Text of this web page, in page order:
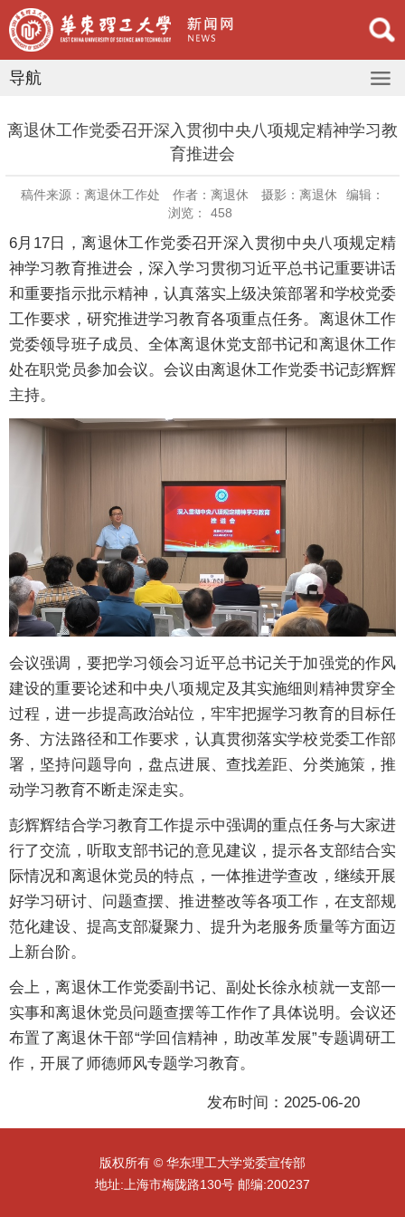
导航
离退休工作党委召开深入贯彻中央八项规定精神学习教
育推进会
稿件来源：离退休工作处 作者：离退休 摄影：离退休
编辑：
浏览：
458
6月17日，离退休工作党委召开深入贯彻中央八项规定精
神学习教育推进会，深入学习贯彻习近平总书记重要讲话
和重要指示批示精神，认真落实上级决策部署和学校党委
工作要求，研究推进学习教育各项重点任务。离退休工作
党委领导班子成员、全体离退休党支部书记和离退休工作
处在职党员参加会议。会议由离退休工作党委书记彭辉辉
主持。
会议强调，要把学习领会习近平总书记关于加强党的作风
建设的重要论述和中央八项规定及其实施细则精神贯穿全
过程，进一步提高政治站位，牢牢把握学习教育的目标任
务、方法路径和工作要求，认真贯彻落实学校党委工作部
署，坚持问题导向，盘点进展、查找差距、分类施策，推
动学习教育不断走深走实。
彭辉辉结合学习教育工作提示中强调的重点任务与大家进
行了交流，听取支部书记的意见建议，提示各支部结合实
际情况和离退休党员的特点，一体推进学查改，继续开展
好学习研讨、问题查摆、推进整改等各项工作，在支部规
范化建设、提高支部凝聚力、提升为老服务质量等方面迈
上新台阶。
会上，离退休工作党委副书记、副处长徐永桢就一支部一
实事和离退休党员问题查摆等工作作了具体说明。会议还
布置了离退休干部“学回信精神，助改革发展”专题调研工
作，开展了师德师风专题学习教育。
发布时间：2025-06-20
版权所有 © 华东理工大学党委宣传部
地址:上海市梅陇路130号 邮编:200237